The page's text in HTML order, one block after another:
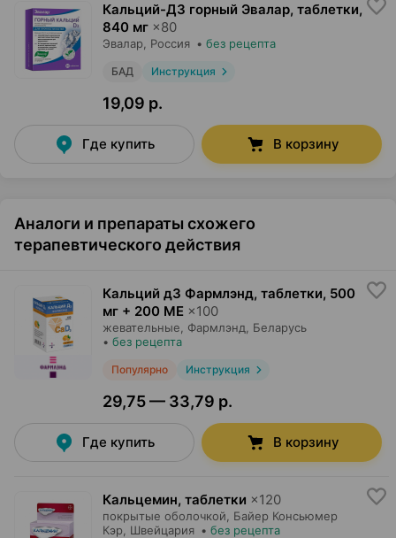
Кальций-Д3 горный Эвалар, таблетки,
840 мг ×80
Эвалар , Россия • без рецепта
БАД Инструкция
19,09 р.
Где купить В корзину
Аналоги и препараты схожего
терапевтического действия
Кальций д3 Фармлэнд, таблетки, 500
мг + 200 МЕ ×100
жевательные, Фармлэнд , Беларусь
• без рецепта
Популярно Инструкция
29,75 — 33,79 р.
Где купить В корзину
Кальцемин, таблетки ×120
покрытые оболочкой,
Байер Консьюмер
Кэр , Швейцария • без рецепта